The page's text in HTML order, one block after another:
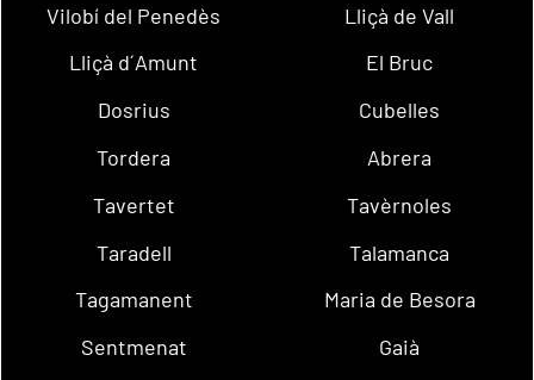
Vilobí del Penedès
Lliçà de Vall
Lliçà d´Amunt
El Bruc
Dosrius
Cubelles
Tordera
Abrera
Tavertet
Tavèrnoles
Taradell
Talamanca
Tagamanent
Maria de Besora
Sentmenat
Gaià